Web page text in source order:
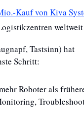
Kauf von Kiva
weltweit
Tastsinn) hat
Schritt:
Roboter als